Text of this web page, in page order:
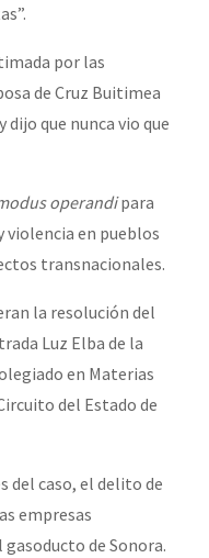
por las
de Cruz Buitimea
dijo que nunca vio que
operandipara
en pueblos
transnacionales.
la resolución del
Luz Elba de la
en Materias
del Estado de
del caso, el delito de
empresas
de Sonora.